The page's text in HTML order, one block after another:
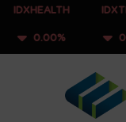
IDXTRANS
0.00%